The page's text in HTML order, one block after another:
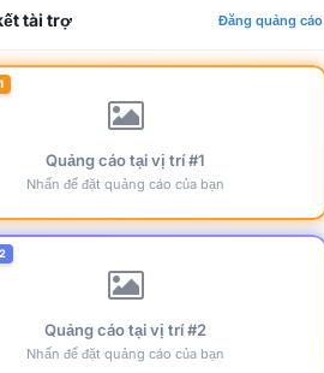
tài trợ Đăng quảng cáo
Quảng cáo tại vị trí #1
Nhấn để đặt quảng cáo của bạn
Quảng cáo tại vị trí #2
Nhấn để đặt quảng cáo của bạn